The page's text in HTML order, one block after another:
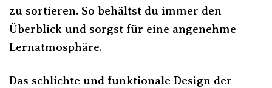
zu sortieren. So behältst du immer den
Überblick und sorgst für eine angenehme
Lernatmosphäre.
Das schlichte und funktionale Design der